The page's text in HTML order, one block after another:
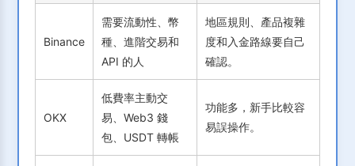
Binance
需要流動性、幣
種、進階交易和
API 的人
地區規則、產品複雜
度和入金路線要自己
確認。
OKX
低費率主動交
易、Web3 錢
包、USDT 轉帳
功能多，新手比較容
易誤操作。